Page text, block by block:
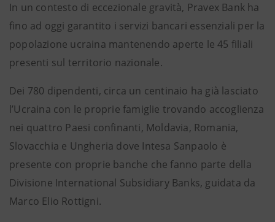
In un contesto di eccezionale gravità, Pravex Bank ha
fino ad oggi garantito i servizi bancari essenziali per la
popolazione ucraina mantenendo aperte le 45 filiali
presenti sul territorio nazionale.
Dei 780 dipendenti, circa un centinaio ha già lasciato
l’Ucraina con le proprie famiglie trovando accoglienza
nei quattro Paesi confinanti, Moldavia, Romania,
Slovacchia e Ungheria dove Intesa Sanpaolo è
presente con proprie banche che fanno parte della
Divisione International Subsidiary Banks, guidata da
Marco Elio Rottigni.